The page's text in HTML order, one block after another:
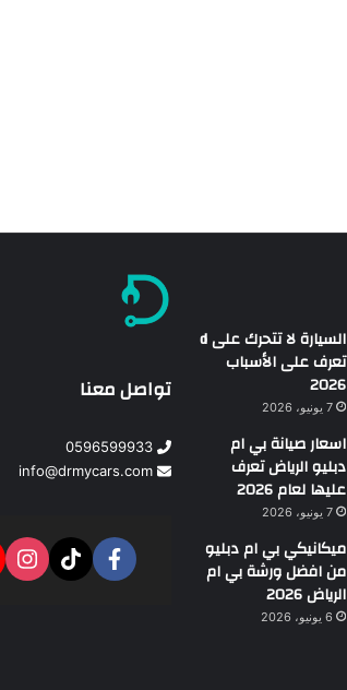
السيارة لا تتحرك على d
تعرف على الأسباب
2026
7 يونيو، 2026
اسعار صيانة بي ام
دبليو الرياض تعرف
عليها لعام 2026
7 يونيو، 2026
ميكانيكي بي ام دبليو
من افضل ورشة بي ام
الرياض 2026
6 يونيو، 2026
تواصل معنا
0596599933
info@drmycars.com